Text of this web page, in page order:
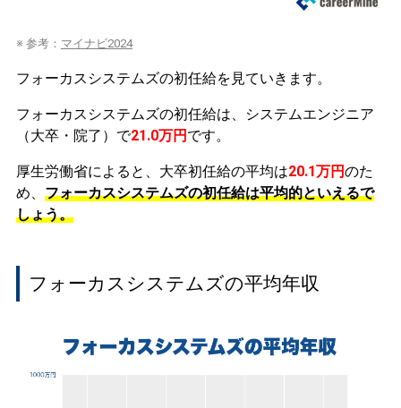
※ 参考： マイナビ2024
フォーカスシステムズの初任給を見ていきます。
フォーカスシステムズの初任給は、システムエンジニア
（大卒・院了）で21.0万円 です。
厚生労働省によると、大卒初任給の平均は20.1万円のた
め、 フォーカスシステムズの初任給は平均的といえるで
しょう。
フォーカスシステムズの平均年収